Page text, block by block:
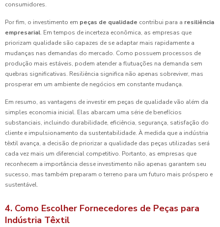
consumidores.
Por fim, o investimento em peças de qualidade contribui para a resiliência
empresarial. Em tempos de incerteza econômica, as empresas que
priorizam qualidade são capazes de se adaptar mais rapidamente a
mudanças nas demandas do mercado. Como possuem processos de
produção mais estáveis, podem atender a flutuações na demanda sem
quebras significativas. Resiliência significa não apenas sobreviver, mas
prosperar em um ambiente de negócios em constante mudança.
Em resumo, as vantagens de investir em peças de qualidade vão além da
simples economia inicial. Elas abarcam uma série de benefícios
substanciais, incluindo durabilidade, eficiência, segurança, satisfação do
cliente e impulsionamento da sustentabilidade. À medida que a indústria
têxtil avança, a decisão de priorizar a qualidade das peças utilizadas será
cada vez mais um diferencial competitivo. Portanto, as empresas que
reconhecem a importância desse investimento não apenas garantem seu
sucesso, mas também preparam o terreno para um futuro mais próspero e
sustentável.
4. Como Escolher Fornecedores de Peças para
Indústria Têxtil